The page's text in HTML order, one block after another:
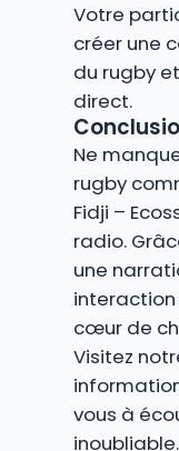
Votre
créer une
du rugby
direct.
Ne
rugby
Fidji –
radio.
une
interaction
cœur de
Visitez
vous à